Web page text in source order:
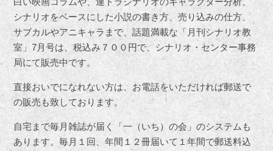
シナリオをベースにした小説の書き方、売り込みの仕方、
サブカルやアニキャラまで、話題満載な「月刊シナリオ教
室」7月号は、税込み７００円で、シナリオ・センター事務
局にて販売中です。
直接おいでになれない方は、お電話をいただければ郵送で
の販売も致しております。
自宅まで毎月雑誌が届く「一（いち）の会」のシステムも
あります。毎月１回、年間１２冊届いて１年間で郵送料込